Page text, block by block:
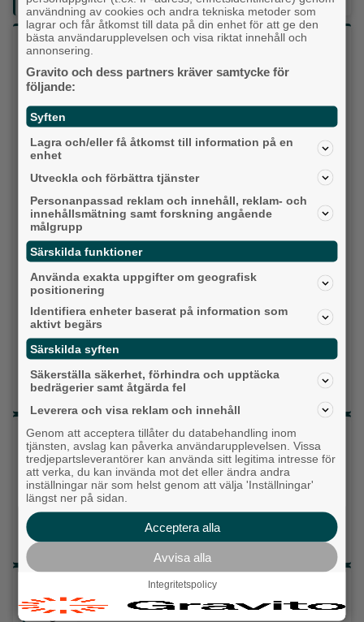
Vilket parti skulle du rösta på om det var val
Socialdemokraterna
Moderaterna
Vänsterpartiet
Sverigedemokraterna
Miljöpartiet
Kristdemokraterna
Centerpartiet
Liberalerna
Vet ej
Topp tre denna veckan
Milstolpen: Ny tunnel är på plats under
järnvägen
Då börjar tågen rulla igen: ”Vi ligger bra i fas”
Detta händer i Alingsås 3–10 augusti
Senaste artiklarna
Alingsås
användning av cookies och andra tekniska metoder som
lagrar och får åtkomst till data på din enhet för att ge den
bästa användarupplevelsen och visa riktat innehåll och
annonsering.
Gravito och dess partners kräver samtycke för
följande:
Syften
Lagra och/eller få åtkomst till information på en
enhet
Utveckla och förbättra tjänster
Personanpassad reklam och innehåll, reklam- och
innehållsmätning samt forskning angående
målgrupp
Särskilda funktioner
Använda exakta uppgifter om geografisk
positionering
Identifiera enheter baserat på information som
aktivt begärs
Särskilda syften
Säkerställa säkerhet, förhindra och upptäcka
bedrägerier samt åtgärda fel
Leverera och visa reklam och innehåll
Genom att acceptera tillåter du databehandling inom
tjänsten, avslag kan påverka användarupplevelsen. Vissa
tredjepartsleverantörer kan använda sitt legitima intresse för
att verka, du kan invända mot det eller ändra andra
inställningar när som helst genom att välja 'Inställningar'
längst ner på sidan.
Acceptera alla
Avvisa alla
Integritetspolicy